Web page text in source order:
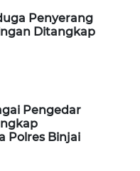
Penyerang
Ditangkap
Pengedar
Polres Binjai